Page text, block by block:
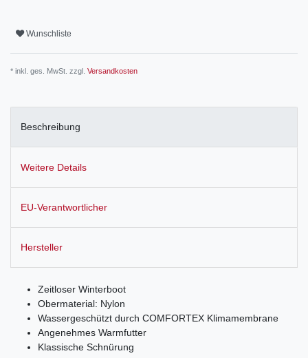
Wunschliste
* inkl. ges. MwSt. zzgl. Versandkosten
Beschreibung
Weitere Details
EU-Verantwortlicher
Hersteller
Zeitloser Winterboot
Obermaterial: Nylon
Wassergeschützt durch COMFORTEX Klimamembrane
Angenehmes Warmfutter
Klassische Schnürung